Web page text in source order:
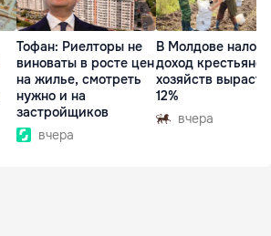
Тофан: Риелторы не
виноваты в росте цен
на жилье, смотреть
нужно и на
застройщиков
вчера
В Молдове налог
доход
хозяйств
12%
вчера